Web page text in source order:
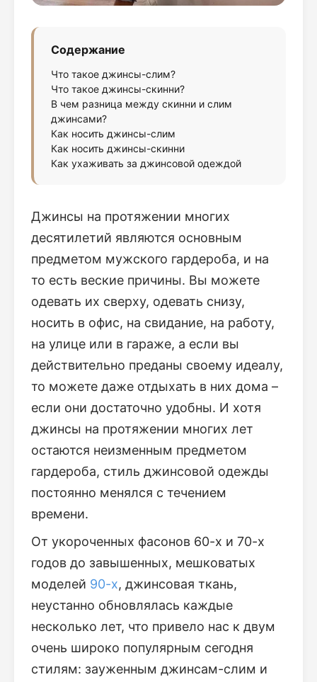
Содержание
Что такое джинсы-слим?
Что такое джинсы-скинни?
В чем разница между скинни и слим
джинсами?
Как носить джинсы-слим
Как носить джинсы-скинни
Как ухаживать за джинсовой одеждой
Джинсы на протяжении многих
десятилетий являются основным
предметом мужского гардероба, и на
то есть веские причины. Вы можете
одевать их сверху, одевать снизу,
носить в офис, на свидание, на работу,
на улице или в гараже, а если вы
действительно преданы своему идеалу,
то можете даже отдыхать в них дома –
если они достаточно удобны. И хотя
джинсы на протяжении многих лет
остаются неизменным предметом
гардероба, стиль джинсовой одежды
постоянно менялся с течением
времени.
От укороченных фасонов 60-х и 70-х
годов до завышенных, мешковатых
моделей 90-х, джинсовая ткань,
неустанно обновлялась каждые
несколько лет, что привело нас к двум
очень широко популярным сегодня
стилям: зауженным джинсам-слим и